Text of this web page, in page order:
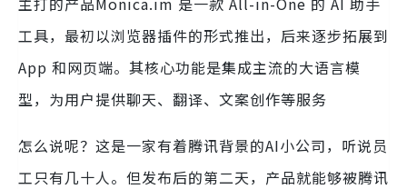
工具，最初以浏览器插件的形式推出，后来逐步拓展到
App 和网页端。其核心功能是集成主流的大语言模
型，为用户提供聊天、翻译、文案创作等服务
怎么说呢？这是一家有着腾讯背景的AI小公司，听说员
工只有几十人。但发布后的第二天，产品就能够被腾讯